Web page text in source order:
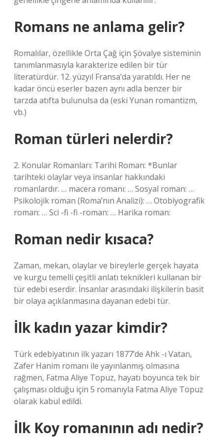
Romans ne anlama gelir?
Romalılar, özellikle Orta Çağ için Şövalye sisteminin
tanımlanmasıyla karakterize edilen bir tür
literatürdür. 12. yüzyıl Fransa’da yaratıldı. Her ne
kadar öncü eserler bazen aynı adla benzer bir
tarzda atıfta bulunulsa da (eski Yunan romantizm,
vb.)
Roman türleri nelerdir?
2. Konular Romanları: Tarihi Roman: *Bunlar
tarihteki olaylar veya insanlar hakkındaki
romanlardır. … macera romanı: … Sosyal roman: …
Psikolojik roman (Roma’nın Analizi): … Otobiyografik
roman: … Sci -fi -fi -roman: … Harika roman:
Roman nedir kısaca?
Zaman, mekan, olaylar ve bireylerle gerçek hayata
ve kurgu temelli çeşitli anlatı teknikleri kullanan bir
tür edebi eserdir. İnsanlar arasındaki ilişkilerin basit
bir olaya açıklanmasına dayanan edebi tür.
İlk kadın yazar kimdir?
Türk edebiyatının ilk yazarı 1877’de Ahk -ı Vatan,
Zafer Hanim romanı ile yayınlanmış olmasına
rağmen, Fatma Aliye Topuz, hayatı boyunca tek bir
çalışması olduğu için 5 romanıyla Fatma Aliye Topuz
olarak kabul edildi.
İlk Koy romanının adı nedir?